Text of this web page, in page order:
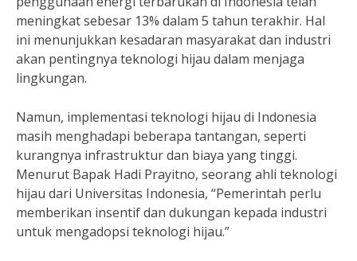
meningkat sebesar 13% dalam 5 tahun terakhir. Hal
ini menunjukkan kesadaran masyarakat dan industri
akan pentingnya teknologi hijau dalam menjaga
lingkungan.
Namun, implementasi teknologi hijau di Indonesia
masih menghadapi beberapa tantangan, seperti
kurangnya infrastruktur dan biaya yang tinggi.
Menurut Bapak Hadi Prayitno, seorang ahli teknologi
hijau dari Universitas Indonesia, “Pemerintah perlu
memberikan insentif dan dukungan kepada industri
untuk mengadopsi teknologi hijau.”